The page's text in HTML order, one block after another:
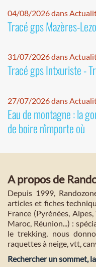
04/08/2026 dans
Tracé gps Mazères-
31/07/2026 dans
Tracé gps Intxuriste -
27/07/2026 dans
Eau de montagne : la
de boire n'importe où
A propos de
Depuis 1999,
articles et fiches
France (Pyrénées,
Maroc, Réunion...) :
le trekking, nous
raquettes à neige, vtt,
Rechercher un sommet,